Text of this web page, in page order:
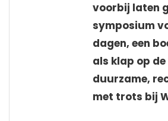
voorbij laten
symposium
dagen, een
als klap op
duurzame,
met trots bij